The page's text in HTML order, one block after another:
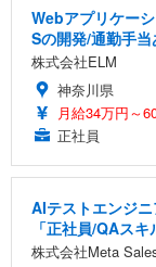
Webアプリケー
Sの開発/通勤手
株式会社ELM
神奈川県
月給34万円～
正社員
AIテストエンジ
「正社員/QAス
株式会社Meta